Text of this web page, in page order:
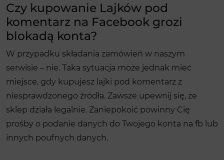
Czy kupowanie Lajków pod
komentarz na Facebook grozi
blokadą konta?
W przypadku składania zamówień w naszym
serwisie – nie. Taka sytuacja może jednak mieć
miejsce, gdy kupujesz lajki pod komentarz z
niesprawdzonego źródła. Zawsze upewnij się, że
sklep działa legalnie. Zaniepokoić powinny Cię
prośby o podanie danych do Twojego konta na fb lub
innych poufnych danych.